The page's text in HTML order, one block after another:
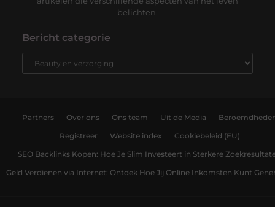
belichten.
Bericht categorie
Partners Over ons Ons team Uit de Media
Registreer Website index Cookiebeleid (EU)
SEO Backlinks Kopen: Hoe Je Slim Investeert in Sterkere
Geld Verdienen via Internet: Ontdek Hoe Jij Online Inkomsten Kunt